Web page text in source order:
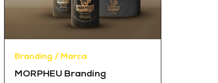
Branding / Marca
MORPHEU Branding